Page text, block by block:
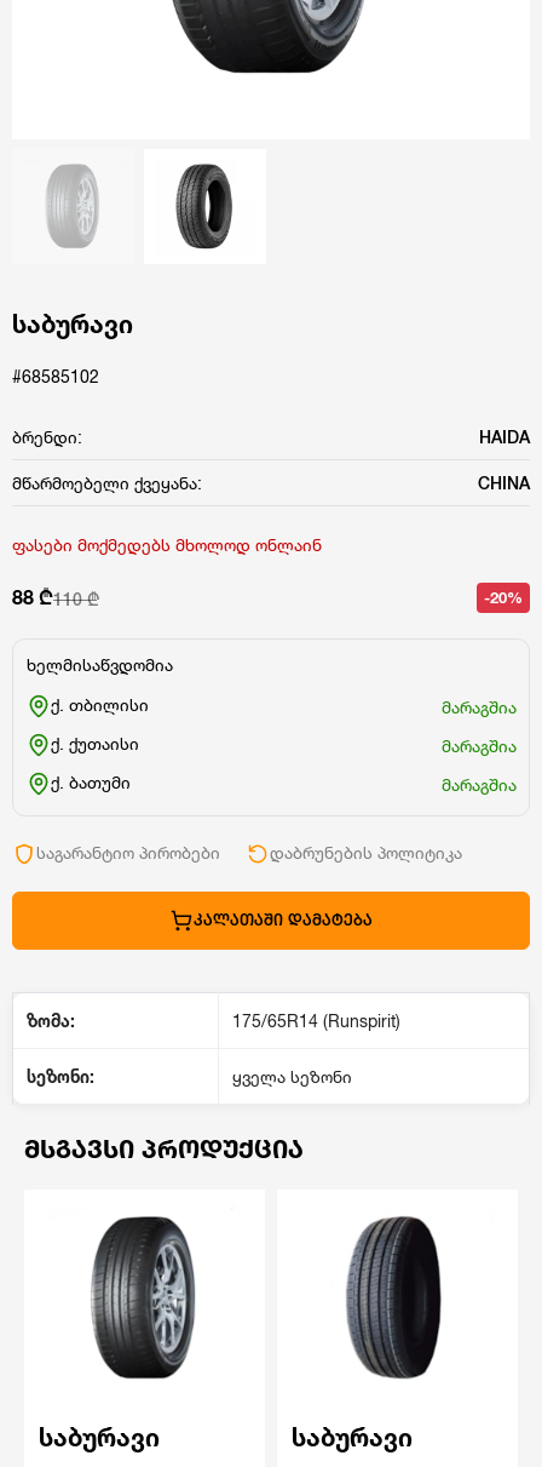
საბურავი
#68585102
ბრენდი: HAIDA
მწარმოებელი ქვეყანა: CHINA
ფასები მოქმედებს მხოლოდ ონლაინ
88 ₾110 ₾ -20%
ხელმისაწვდომია
ქ. თბილისი
მარაგშია
ქ. ქუთაისი
მარაგშია
ქ. ბათუმი
მარაგშია
საგარანტიო პირობები დაბრუნების პოლიტიკა
ᲙᲐᲚᲐᲗᲐᲨᲘ ᲓᲐᲛᲐᲢᲔᲑᲐ
ზომა: 175/65R14 (Runspirit)
სეზონი: ყველა სეზონი
ᲛᲡᲒᲐᲕᲡᲘ ᲞᲠᲝᲓᲣᲥᲪᲘᲐ
საბურავი საბურავი